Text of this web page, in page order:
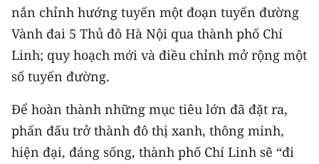
Media Giáo dục
Media Y tế
Media Khoa học - Công nghệ
Media Môi trường
Ảnh
nắn chỉnh hướng tuyến một đoạn tuyến đường
Vành đai 5 Thủ đô Hà Nội qua thành phố Chí
Linh; quy hoạch mới và điều chỉnh mở rộng một
số tuyến đường.
Để hoàn thành những mục tiêu lớn đã đặt ra,
phấn đấu trở thành đô thị xanh, thông minh,
hiện đại, đáng sống, thành phố Chí Linh sẽ “đi